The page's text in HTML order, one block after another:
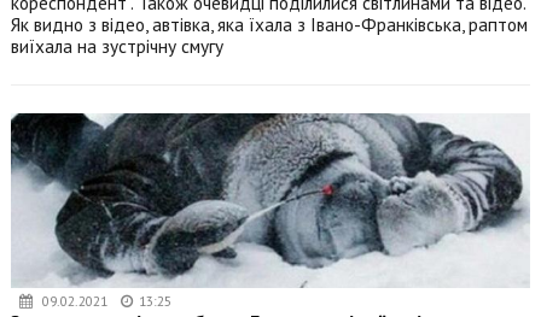
Як видно з відео, автівка, яка їхала з Івано-Франківська, раптом
виїхала на зустрічну смугу
09.02.2021 13:25